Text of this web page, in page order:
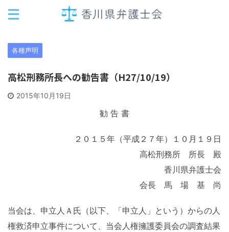
各種声明
高松刑務所長への勧告書（H27/10/19）
2015年10月19日
勧 告 書
２０１５年（平成２７年）１０月１９日
高松刑務所 所長 殿
香川県弁護士会
会長 馬 場 基 尚
当会は、申立人Ａ氏（以下、「申立人」という）からの人
権救済申立事件について、当会人権擁護委員会の調査結果